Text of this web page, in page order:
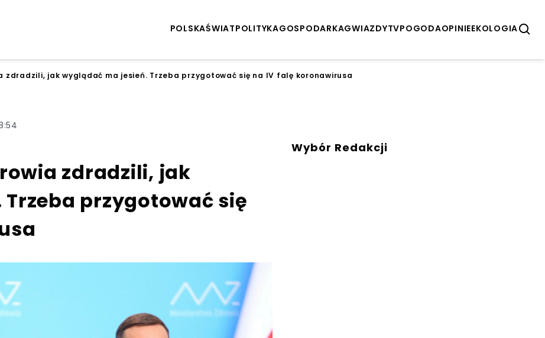
POLSKAŚWIATPOLITYKAGOSPODARKAGWIAZDYTVPOGODAOPINIEEKOLOGIA
zdradzili, jak wyglądać ma jesień. Trzeba przygotować się na IV falę koronawirusa
zdradzili, jak
przygotować się
Wybór Redakcji